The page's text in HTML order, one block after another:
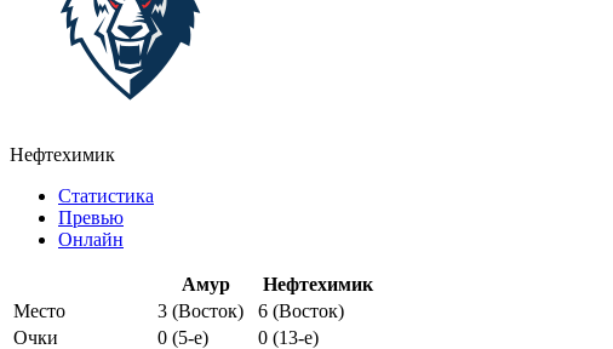
Нефтехимик
Статистика
Превью
Онлайн
Амур
Нефтехимик
Место
3 (Восток)
6 (Восток)
Очки
0 (5-e)
0 (13-e)